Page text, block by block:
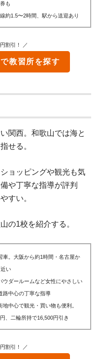
も
約1.5〜2時間、駅から送迎あり
割引！ ／
で教習所を探す
関西。和歌山では海と
せる。
ョッピングや観光も気
や丁寧な指導が評判
すい。
の1校を紹介する。
車。大阪から約1時間・名古屋か
い
ウダールームなど女性にやさしい
路中心の丁寧な指導
地中心で観光・買い物も便利。
、二輪所持で16,500円引き
割引！ ／